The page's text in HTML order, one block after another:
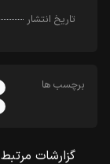
تاریخ انتشار
برچسب ها
گزارشات مرتبط